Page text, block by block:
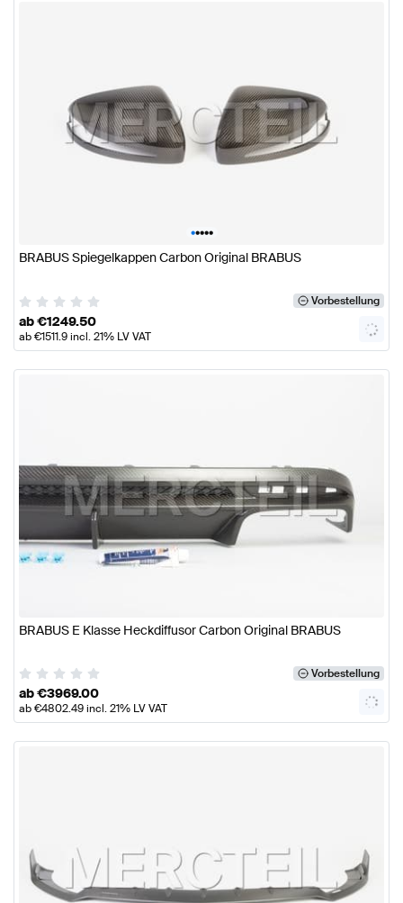
•••••
BRABUS Spiegelkappen Carbon Original BRABUS
Vorbestellung
ab€1249.50
ab€1511.9incl. 21% LV VAT
BRABUS E Klasse Heckdiffusor Carbon Original BRABUS
Vorbestellung
ab€3969.00
ab€4802.49incl. 21% LV VAT